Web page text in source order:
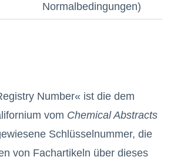
Normalbedingungen)
Number« ist die dem
vom Chemical Abstracts
Schlüsselnummer, die
von Fachartikeln über dieses